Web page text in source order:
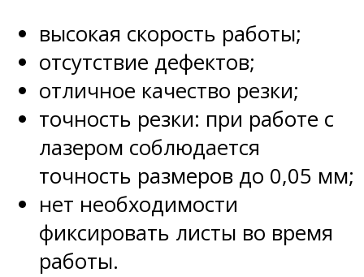
высокая скорость работы;
отсутствие дефектов;
отличное качество резки;
точность резки: при работе с
лазером соблюдается
точность размеров до 0,05 мм;
нет необходимости
фиксировать листы во время
работы.